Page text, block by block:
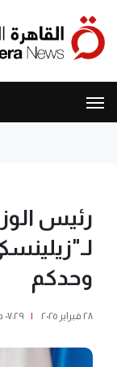
رئيس
وحدكم
٢٨ فبراير ٢٠٢٥ | ٠٧:٢٩ م